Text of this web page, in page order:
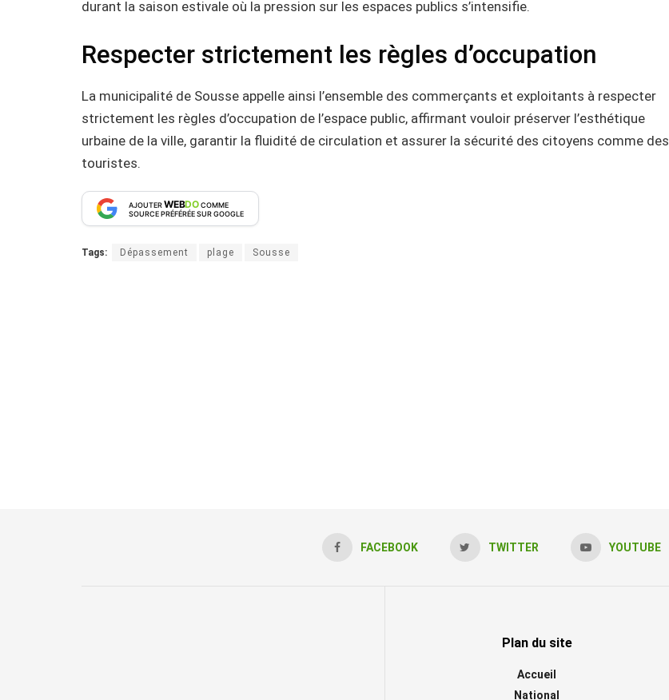
durant la saison estivale où la pression sur les espaces publics s’intensifie.
Respecter strictement les règles d’occupation
La municipalité de Sousse appelle ainsi l’ensemble des commerçants et exploitants à respecter
strictement les règles d’occupation de l’espace public, affirmant vouloir préserver l’esthétique
urbaine de la ville, garantir la fluidité de circulation et assurer la sécurité des citoyens comme des
touristes.
AJOUTERWEBDOCOMME
SOURCE PRÉFÉRÉE SUR GOOGLE
Tags: Dépassement plage Sousse
FACEBOOK TWITTER YOUTUBE
Plan du site
Accueil
National